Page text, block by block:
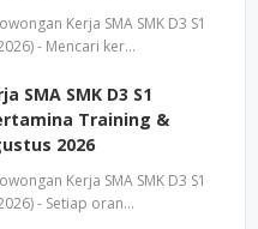
Kerja SMA SMK D3 S1
- Mencari ker…
SMA SMK D3 S1
Training &
2026
Kerja SMA SMK D3 S1
- Setiap oran…